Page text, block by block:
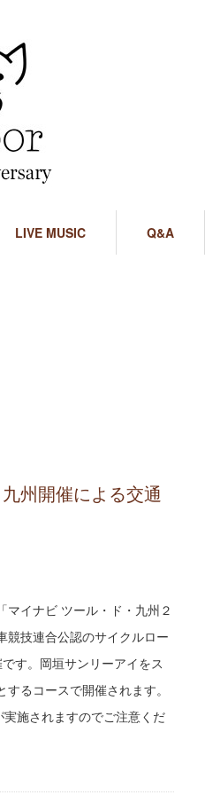
LIVE MUSIC Q&A
州開催による交通
マイナビ ツール・ド・九州２
競技連合公認のサイクルロー
す。岡垣サンリーアイをス
るコースで開催されます。
施されますのでご注意くだ